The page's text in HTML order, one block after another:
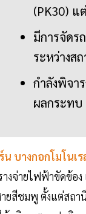
(PK30) แ
มีการจัดร
ระหว่างส
กำลังพิจา
ผลกระทบ
บางกอกโมโนเร
งจ่ายไฟฟ้าขัดข้อ
ยสีชมพู ตั้งแต่สถา